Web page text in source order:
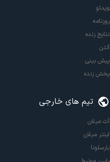
ویدئو
روزنامه
نتایج زنده
آنتن
پیش بینی
پخش زنده
تیم های خارجی
آث میلان
اینتر میلان
بارسلونا